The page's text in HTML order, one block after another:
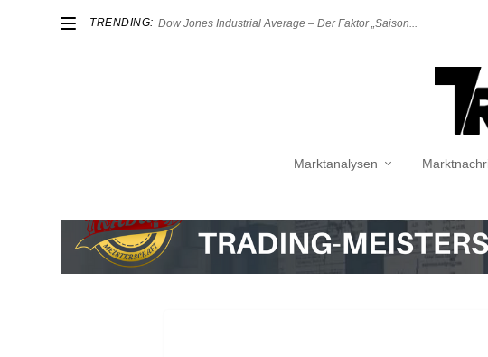
TRENDING: Dow Jones Industrial Average – Der Faktor „Saison...
Marktanalysen